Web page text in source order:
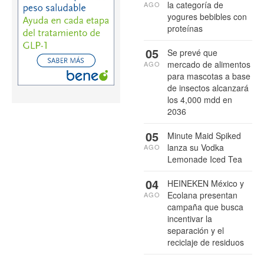
la categoría de
yogures bebibles con
proteínas
AGO
Se prevé que
mercado de alimentos
para mascotas a base
de insectos alcanzará
los 4,000 mdd en
2036
05
AGO
Minute Maid Spiked
lanza su Vodka
Lemonade Iced Tea
05
AGO
HEINEKEN México y
Ecolana presentan
campaña que busca
incentivar la
separación y el
reciclaje de residuos
04
AGO